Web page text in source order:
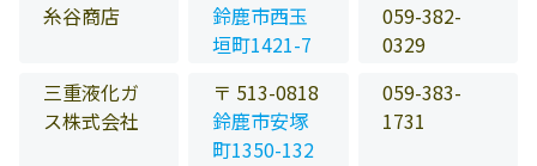
糸谷商店
鈴鹿市西玉
垣町1421-7
059-382-
0329
三重液化ガ
ス株式会社
〒 513-0818
鈴鹿市安塚
町1350-132
059-383-
1731